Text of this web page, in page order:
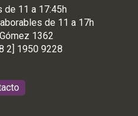
de 11 a 17:45h
de 11 a 17h
1362
2] 1950 9228